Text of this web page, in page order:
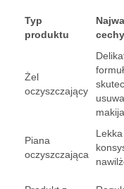
Typ
produktu
cechy
Żel
oczyszczający
Piana
oczyszczająca
Lekka